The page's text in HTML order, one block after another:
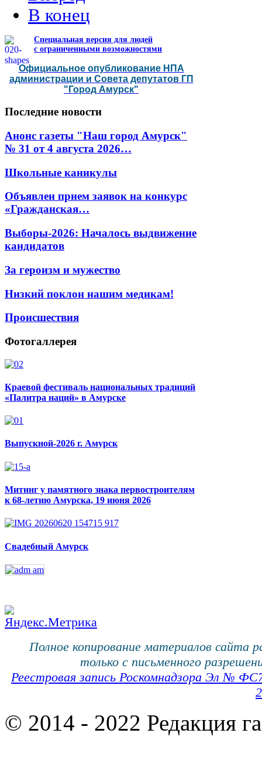
В конец
Специальная версия для людей
с ограниченными возможностями
Официальное опубликование НПА
администрации и Совета депутатов ГП
"Город Амурск"
Последние новости
Анонс газеты "Наш город Амурск"
№ 31 от 4 августа 2026…
Школьные каникулы
Объявлен прием заявок на конкурс
«Гражданская…
Выборы-2026: Началось выдвижение
кандидатов
За героизм и мужество
Низкий поклон нашим медикам!
Происшествия
Фотогаллерея
Краевой фестиваль национальных традиций
«Палитра наций» в Амурске
Выпускной-2026 г. Амурск
Митинг у памятного знака первостроителям
к 68-летию Амурска, 19 июня 2026
Свадебный Амурск
Полное копирование материалов сайта
только с письменного
Реестровая запись Роскомнадзора Эл №
© 2014 - 2022 Редакция